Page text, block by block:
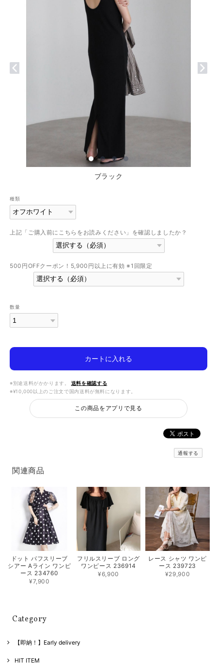
ブラック
種類
上記「ご購入前にこちらをお読みください」を確認しましたか？
500円OFFクーポン！5,900円以上に有効 ※1回限定
数量
カートに入れる
※別途送料がかかります。
送料を確認する
※¥10,000以上のご注文で国内送料が無料になります。
この商品をアプリで見る
通報する
関連商品
ドット パフスリーブ
シアー Aライン ワンピ
ース 234760
¥7,900
フリルスリーブ ロング
ワンピース 236914
¥6,900
レース シャツ ワンピ
ース 239723
¥29,900
Category
【即納！】Early delivery
HIT ITEM